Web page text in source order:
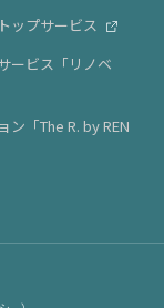
ップサービス
ービス「リノベ
「The R. by REN